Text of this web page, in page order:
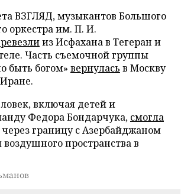
ВЗГЛЯД, музыкантов Большого
оркестра им. П. И.
из Исфахана в Тегеран и
Часть съемочной группы
быть богом» вернулась в Москву
включая детей и
Федора Бондарчука, смогла
границу с Азербайджаном
пространства в